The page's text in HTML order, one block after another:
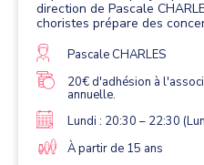
direction de Pascale
choristes prépare des
général deux concerts par
lundi soir à la salle de la
ans (années paires) le
chorales de Massy à un
Massy et accompagné par
nous y chanterons la
accueille tous les amateurs
d'âge, sans expérience
Pascale CHARLES
20€ d'adhésion à
annuelle.
Lundi : 20:30 – 22:30
À partir de 15 ans